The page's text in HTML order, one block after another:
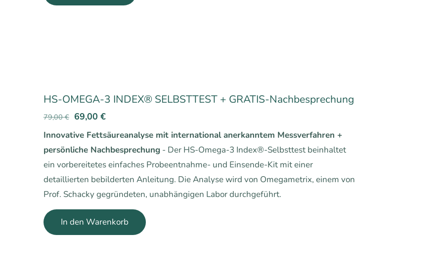
HS-OMEGA-3 INDEX® SELBSTTEST + GRATIS-Nachbesprechung
79,00€ Ursprünglicher
Preis
war:
79,00 €
69,00 €Aktueller
Preis
ist:
69,00 €.
Innovative Fettsäureanalyse mit international anerkanntem Messverfahren +
persönliche Nachbesprechung- Der HS-Omega-3 Index®-Selbsttest beinhaltet
ein vorbereitetes einfaches Probeentnahme- und Einsende-Kit mit einer
detaillierten bebilderten Anleitung. Die Analyse wird von Omegametrix, einem von
Prof. Schacky gegründeten, unabhängigen Labor durchgeführt.
In den Warenkorb